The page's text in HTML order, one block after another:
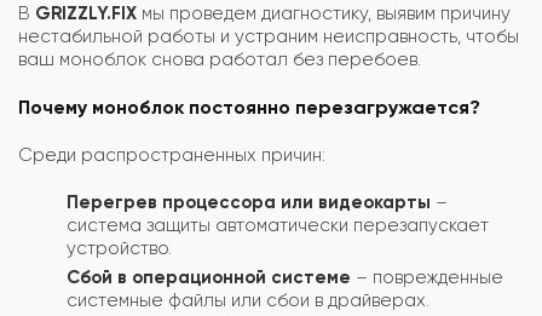
В GRIZZLY.FIX мы проведем диагностику, выявим причину
нестабильной работы и устраним неисправность, чтобы
ваш моноблок снова работал без перебоев.
Почему моноблок постоянно перезагружается?
Среди распространенных причин:
Перегрев процессора или видеокарты –
система защиты автоматически перезапускает
устройство.
Сбой в операционной системе – поврежденные
системные файлы или сбои в драйверах.